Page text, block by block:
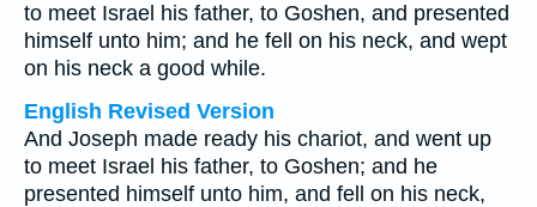
to meet Israel his father, to Goshen, and presented
himself unto him; and he fell on his neck, and wept
on his neck a good while.
English Revised Version
And Joseph made ready his chariot, and went up
to meet Israel his father, to Goshen; and he
presented himself unto him, and fell on his neck,